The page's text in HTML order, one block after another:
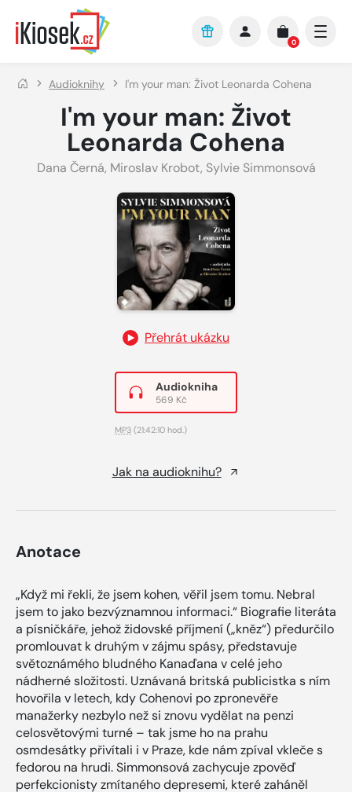
Přejít na hlavní obsah
0
Audioknihy I'm your man: Život Leonarda Cohena
I'm your man: Život
Leonarda Cohena
Dana Černá, Miroslav Krobot, Sylvie Simmonsová
Přehrát ukázku
Audiokniha
569 Kč
MP3 (21:42:10 hod.)
Jak na audioknihu?
Anotace
„Když mi řekli, že jsem kohen, věřil jsem tomu. Nebral
jsem to jako bezvýznamnou informaci.“ Biografie literáta
a písničkáře, jehož židovské příjmení („kněz“) předurčilo
promlouvat k druhým v zájmu spásy, představuje
světoznámého bludného Kanaďana v celé jeho
nádherné složitosti. Uznávaná britská publicistka s ním
hovořila v letech, kdy Cohenovi po zpronevěře
manažerky nezbylo než si znovu vydělat na penzi
celosvětovými turné – tak jsme ho na prahu
osmdesátky přivítali i v Praze, kde nám zpíval vkleče s
fedorou na hrudi. Simmonsová zachycuje zpověď
perfekcionisty zmítaného depresemi, které zaháněl